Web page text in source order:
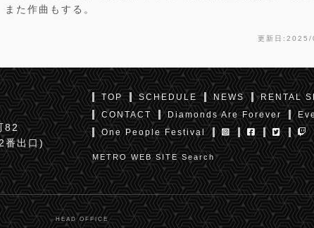
た作曲もする。
更新日
82
番出口)
TOP SCHEDULE NEWS RENTAL
CONTACT
Diamonds Are Forever
One People Festival
METRO WEB SITE Search
HEAD OFFICE